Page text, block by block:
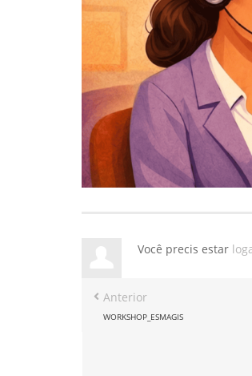
Você precis estar
Anterior
WORKSHOP_ESMAGIS